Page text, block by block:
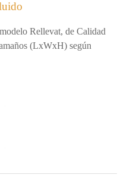
Rellevat, de Calidad
(LxWxH) según